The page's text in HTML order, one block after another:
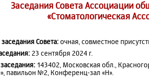
Заседания Совета Ассоциации
«Стоматологическая
Совета:очная, совместное
23 сентября 2024 г.
143402, Московская обл.,
павильон №2, Конференц-зал «H».